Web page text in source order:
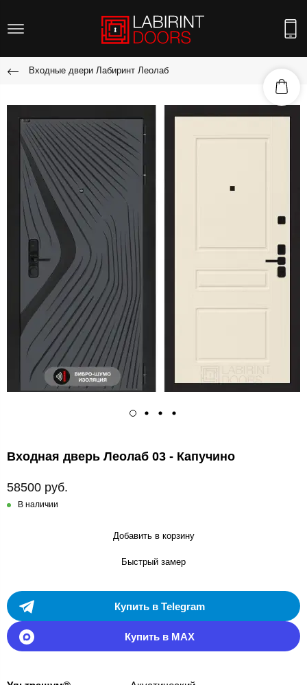
Входные двери Лабиринт Леолаб
Входная дверь Леолаб 03 - Капучино
58500 руб.
В наличии
Добавить в корзину
Быстрый замер
Купить в Telegram
Купить в MAX